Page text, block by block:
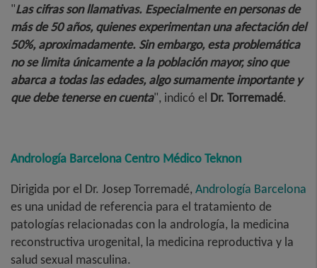
"Las cifras son llamativas. Especialmente en personas de
más de 50 años, quienes experimentan una afectación del
50%, aproximadamente. Sin embargo, esta problemática
no se limita únicamente a la población mayor, sino que
abarca a todas las edades, algo sumamente importante y
que debe tenerse en cuenta", indicó el Dr. Torremadé.
Andrología Barcelona Centro Médico Teknon
Dirigida por el Dr. Josep Torremadé,Andrología Barcelona
es una unidad de referencia para el tratamiento de
patologías relacionadas con la andrología, la medicina
reconstructiva urogenital, la medicina reproductiva y la
salud sexual masculina.